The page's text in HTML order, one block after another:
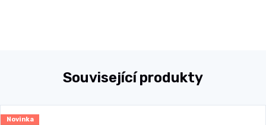
Související produkty
Novinka